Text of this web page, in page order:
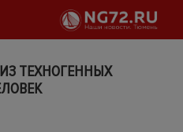
ТЕХНОГЕННЫХ